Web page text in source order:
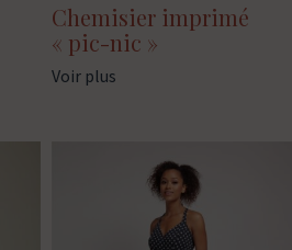
Chemisier imprimé
« pic-nic »
Voir plus